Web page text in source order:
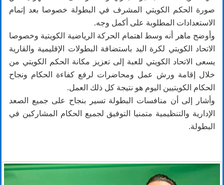
صورة الحكم الكويتي المشرف في البطولة خصوصا بعد إتمام
الاستعدادات المطلوبة على أكمل وجه.
وأوضح ماهر أنه وسط اهتمام الحركة الرياضية الكويتية وخصوصا
الاتحاد الكويتي لكرة اليد باستضافة البطولات الإقليمية والقارية
يسعى الاتحاد الكويتي للعبة إلى تعزيز مكانة الحكم الكويتي من
خلال إقامة ورش عمل ومحاضرات لرفع كفاءة الحكام ونجاح
الحكام الكويتيين اليوم هو نتيجة كل ذلك العمل.
وأشار إلى أن منافسات البطولة تسير بنجاح على جميع الصعد
الإدارية والتنظيمية متمنيا التوفيق لجميع الحكام المشاركين في
البطولة.